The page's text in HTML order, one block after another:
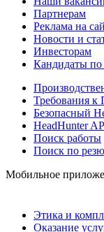
Партнерам
Реклама на
Новости и
Инвесторам
Кандидаты по
Требования к
Безопасный
HeadHunter
Поиск работы
Поиск по
Мобильное
Этика и
Оказание